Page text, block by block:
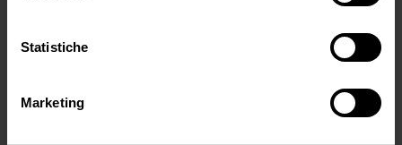
Statistiche
MarketingARTICOLI RECENTI